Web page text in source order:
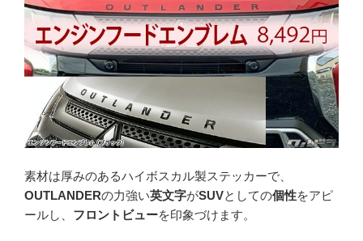
素材は厚みのあるハイボスカル製ステッカーで、
OUTLANDERの力強い英文字がSUVとしての個性をアピ
ールし、 フロントビューを印象づけます。